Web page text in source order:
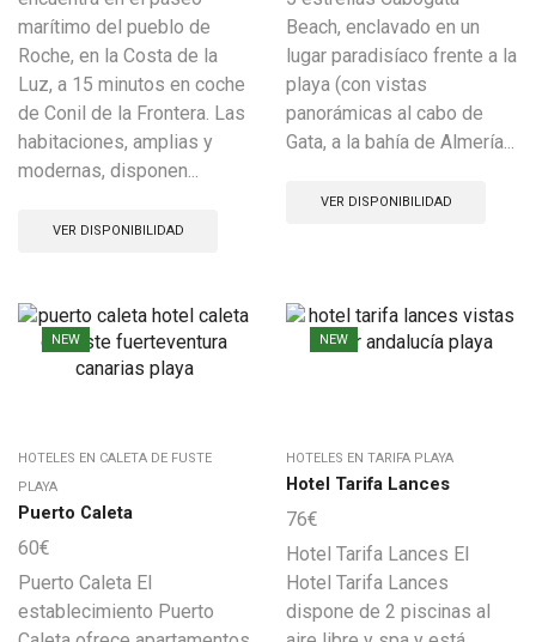
marítimo del pueblo de
Roche, en la Costa de la
Luz, a 15 minutos en coche
de Conil de la Frontera. Las
habitaciones, amplias y
modernas, disponen...
VER DISPONIBILIDAD
Beach, enclavado en un
lugar paradisíaco frente a la
playa (con vistas
panorámicas al cabo de
Gata, a la bahía de Almería...
VER DISPONIBILIDAD
NEW
HOTELES EN CALETA DE FUSTE
PLAYA
Puerto Caleta
60€
Puerto Caleta El
establecimiento Puerto
NEW
HOTELES EN TARIFA PLAYA
Hotel Tarifa Lances
76€
Hotel Tarifa Lances El
Hotel Tarifa Lances
dispone de 2 piscinas al